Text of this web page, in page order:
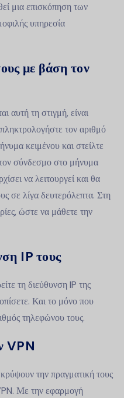
μια επισκόπηση των
υπηρεσία
με βάση τον
αυτή τη στιγμή, είναι
τον αριθμό
κειμένου και στείλτε
σύνδεσμο στο μήνυμα
να λειτουργεί και θα
σε λίγα δευτερόλεπτα. Στη
ώστε να μάθετε την
IP τους
τη διεύθυνση IP της
Και το μόνο που
τηλεφώνου τους.
VPN
την πραγματική τους
Με την εφαρμογή